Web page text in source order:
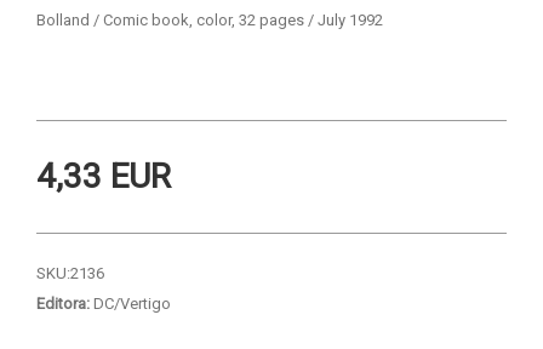
Bolland / Comic book, color, 32 pages / July 1992
4,33 EUR
SKU:2136
Editora: DC/Vertigo